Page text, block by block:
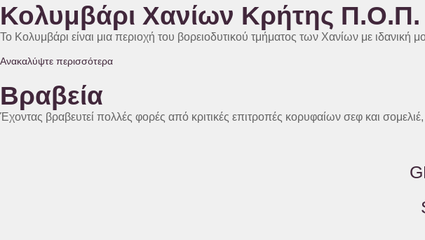
Κολυμβάρι Χανίων Κρήτης Π.Ο.Π.
Το Κολυμβάρι είναι μια περιοχή του βορειοδυτικού τμήματος των Χανίων με ιδανική
Ανακαλύψτε περισσότερα
Βραβεία
Έχοντας βραβευτεί πολλές φορές από κριτικές επιτροπές κορυφαίων σεφ και